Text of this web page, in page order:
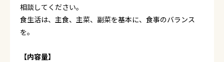
相談してください。
食生活は、主食、主菜、副菜を基本に、食事のバランス
を。
【内容量】